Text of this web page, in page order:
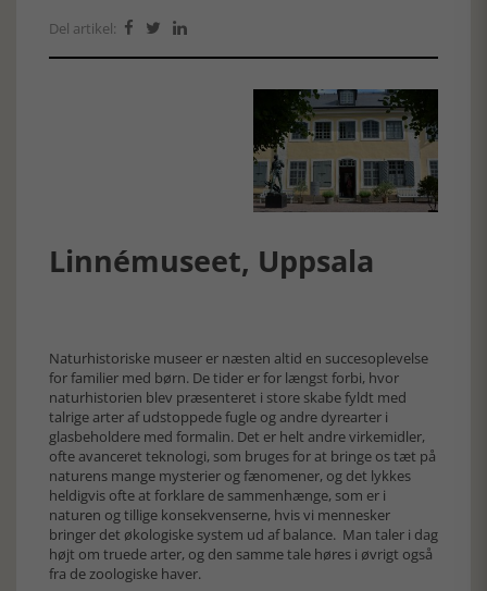
Del artikel:   
Linnémuseet, Uppsala
Naturhistoriske museer er næsten altid en succesoplevelse
for familier med børn. De tider er for længst forbi, hvor
naturhistorien blev præsenteret i store skabe fyldt med
talrige arter af udstoppede fugle og andre dyrearter i
glasbeholdere med formalin. Det er helt andre virkemidler,
ofte avanceret teknologi, som bruges for at bringe os tæt på
naturens mange mysterier og fænomener, og det lykkes
heldigvis ofte at forklare de sammenhænge, som er i
naturen og tillige konsekvenserne, hvis vi mennesker
bringer det økologiske system ud af balance. Man taler i dag
højt om truede arter, og den samme tale høres i øvrigt også
fra de zoologiske haver.